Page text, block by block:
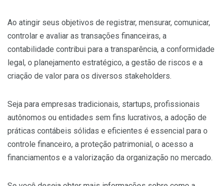
Ao atingir seus objetivos de registrar, mensurar, comunicar,
controlar e avaliar as transações financeiras, a
contabilidade contribui para a transparência, a conformidade
legal, o planejamento estratégico, a gestão de riscos e a
criação de valor para os diversos stakeholders.
Seja para empresas tradicionais, startups, profissionais
autônomos ou entidades sem fins lucrativos, a adoção de
práticas contábeis sólidas e eficientes é essencial para o
controle financeiro, a proteção patrimonial, o acesso a
financiamentos e a valorização da organização no mercado.